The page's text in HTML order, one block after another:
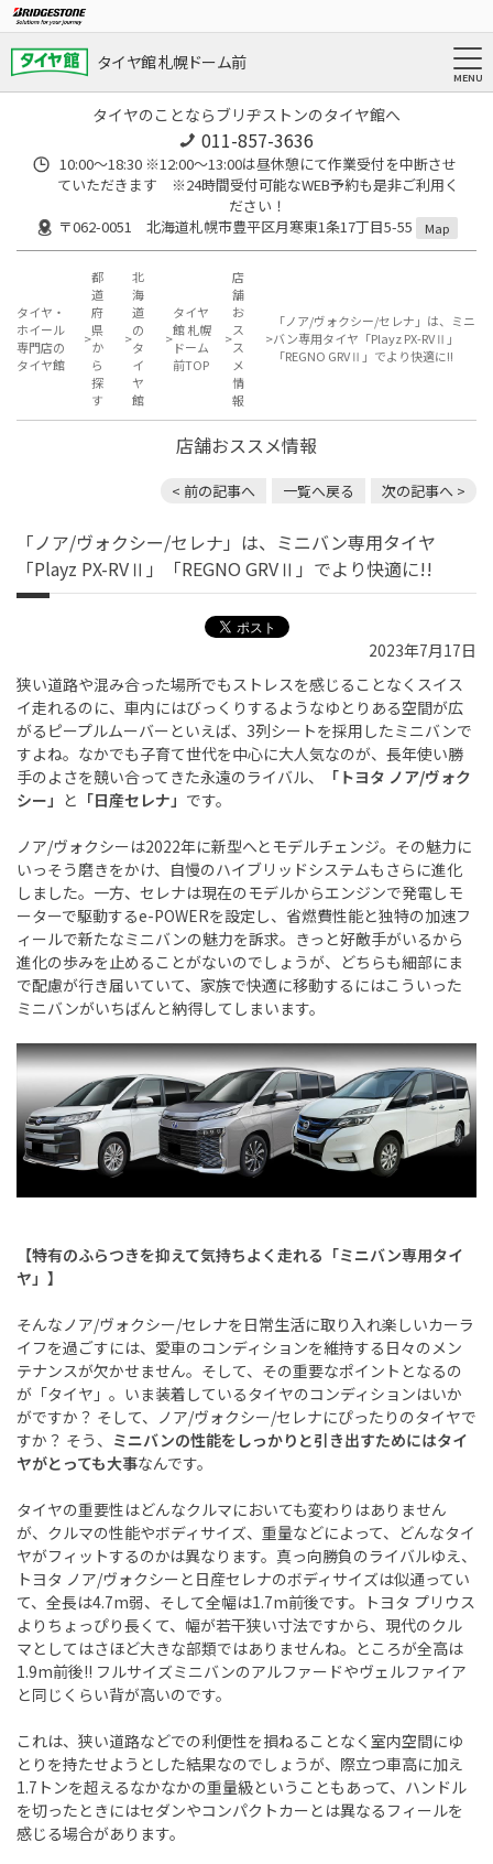
タイヤ館 札幌ドーム前
タイヤのことならブリヂストンのタイヤ館へ
011-857-3636
10:00～18:30 ※12:00～13:00は昼休憩にて作業受付を中断させ
ていただきます ※24時間受付可能なWEB予約も是非ご利用く
ださい！
〒062-0051 北海道札幌市豊平区月寒東1条17丁目5-55
Map
タイヤ・
ホイール
専門店の
タイヤ館
都
道
府
県
か
ら
探
す
北
海
道
の
タ
イ
ヤ
館
タイヤ
館 札幌
ドーム
前TOP
店
舗
お
ス
ス
メ
情
報
「ノア/ヴォクシー/セレナ」は、ミニ
バン専用タイヤ「Playz PX-RVⅡ」
「REGNO GRVⅡ」でより快適に!!
店舗おススメ情報
< 前の記事へ 一覧へ戻る 次の記事へ >
「ノア/ヴォクシー/セレナ」は、ミニバン専用タイヤ
「Playz PX-RVⅡ」「REGNO GRVⅡ」でより快適に!!
2023年7月17日
狭い道路や混み合った場所でもストレスを感じることなくスイス
イ走れるのに、車内にはびっくりするようなゆとりある空間が広
がるピープルムーバーといえば、3列シートを採用したミニバンで
すよね。なかでも子育て世代を中心に大人気なのが、長年使い勝
手のよさを競い合ってきた永遠のライバル、
「トヨタ ノア/ヴォク
シー」 と 「日産セレナ」 です。
ノア/ヴォクシーは2022年に新型へとモデルチェンジ。その魅力に
いっそう磨きをかけ、自慢のハイブリッドシステムもさらに進化
しました。一方、セレナは現在のモデルからエンジンで発電しモ
ーターで駆動するe-POWERを設定し、省燃費性能と独特の加速フ
ィールで新たなミニバンの魅力を訴求。きっと好敵手がいるから
進化の歩みを止めることがないのでしょうが、どちらも細部にま
で配慮が行き届いていて、家族で快適に移動するにはこういった
ミニバンがいちばんと納得してしまいます。
【特有のふらつきを抑えて気持ちよく走れる「ミニバン専用タイ
ヤ」】
そんなノア/ヴォクシー/セレナを日常生活に取り入れ楽しいカーラ
イフを過ごすには、愛車のコンディションを維持する日々のメン
テナンスが欠かせません。そして、その重要なポイントとなるの
が「タイヤ」。いま装着しているタイヤのコンディションはいか
がですか？ そして、ノア/ヴォクシー/セレナにぴったりのタイヤで
すか？ そう、 ミニバンの性能をしっかりと引き出すためにはタイ
ヤがとっても大事なんです。
タイヤの重要性はどんなクルマにおいても変わりはありません
が、クルマの性能やボディサイズ、重量などによって、どんなタイ
ヤがフィットするのかは異なります。真っ向勝負のライバルゆえ、
トヨタ ノア/ヴォクシーと日産セレナのボディサイズは似通ってい
て、全長は4.7m弱、そして全幅は1.7m前後です。トヨタ プリウス
よりちょっぴり長くて、幅が若干狭い寸法ですから、現代のクル
マとしてはさほど大きな部類ではありませんね。ところが全高は
1.9m前後!! フルサイズミニバンのアルファードやヴェルファイア
と同じくらい背が高いのです。
これは、狭い道路などでの利便性を損ねることなく室内空間にゆ
とりを持たせようとした結果なのでしょうが、際立つ車高に加え
1.7トンを超えるなかなかの重量級ということもあって、ハンドル
を切ったときにはセダンやコンパクトカーとは異なるフィールを
感じる場合があります。